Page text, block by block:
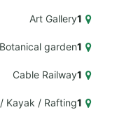
1
Art Gallery
1
Botanical garden
1
Cable Railway
1
Kayak / Rafting